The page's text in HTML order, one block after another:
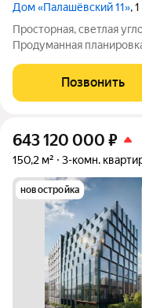
Дом «Палашёвский 11»,
Просторная, светлая
Продуманная
Многочисленные
пространство светом и
Позвонить
643 120 000 ₽
150,2 м² 3-комн.
новостройка